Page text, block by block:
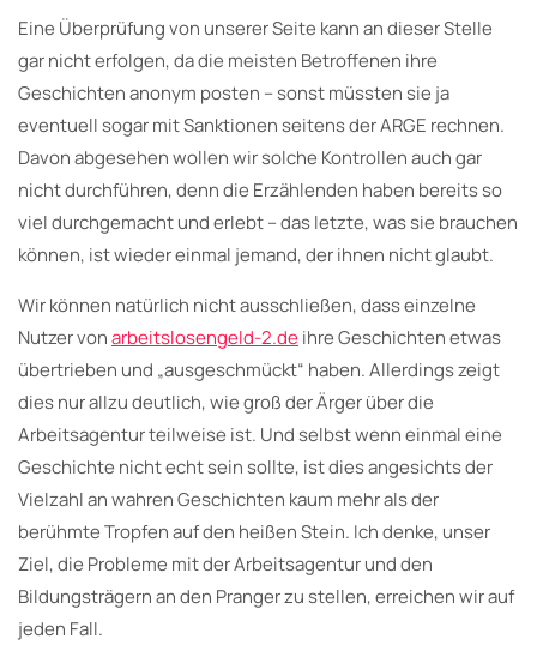
Eine Überprüfung von unserer Seite kann an dieser Stelle
gar nicht erfolgen, da die meisten Betroffenen ihre
Geschichten anonym posten – sonst müssten sie ja
eventuell sogar mit Sanktionen seitens der ARGE rechnen.
Davon abgesehen wollen wir solche Kontrollen auch gar
nicht durchführen, denn die Erzählenden haben bereits so
viel durchgemacht und erlebt – das letzte, was sie brauchen
können, ist wieder einmal jemand, der ihnen nicht glaubt.
Wir können natürlich nicht ausschließen, dass einzelne
Nutzer vonarbeitslosengeld-2.deihre Geschichten etwas
übertrieben und „ausgeschmückt“ haben. Allerdings zeigt
dies nur allzu deutlich, wie groß der Ärger über die
Arbeitsagentur teilweise ist. Und selbst wenn einmal eine
Geschichte nicht echt sein sollte, ist dies angesichts der
Vielzahl an wahren Geschichten kaum mehr als der
berühmte Tropfen auf den heißen Stein. Ich denke, unser
Ziel, die Probleme mit der Arbeitsagentur und den
Bildungsträgern an den Pranger zu stellen, erreichen wir auf
jeden Fall.